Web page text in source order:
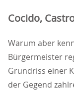
Cocido,
Warum aber
Bürgermeister
Grundriss einer
der Gegend